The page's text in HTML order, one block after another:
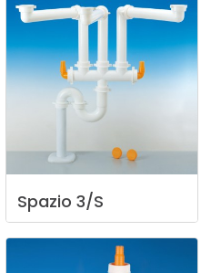
Spazio 3/S